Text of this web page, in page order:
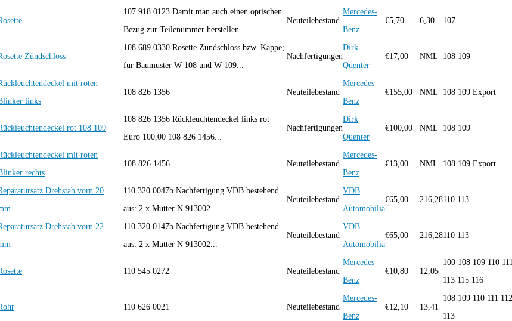
107 918 0123 Damit man auch einen optischen
Bezug zur Teilenummer herstellen...
Neuteilebestand
Mercedes-
Benz
€5,70 6,30 107
Zündschloss
108 689 0330 Rosette Zündschloss bzw. Kappe;
für Baumuster W 108 und W 109...
Nachfertigungen
Dirk
Quenter
€17,00 NML 108 109
mit roten
links
108 826 1356 Neuteilebestand
Mercedes-
Benz
€155,00 NML 108 109 Export
rot 108 109
108 826 1356 Rückleuchtendeckel links rot
Euro 100,00 108 826 1456...
Nachfertigungen
Dirk
Quenter
€100,00 NML 108 109
mit roten
rechts
108 826 1456 Neuteilebestand
Mercedes-
Benz
€13,00 NML 108 109 Export
Drehstab vorn 20
110 320 0047b Nachfertigung VDB bestehend
aus: 2 x Mutter N 913002...
Neuteilebestand
VDB
Automobilia
€65,00 216,28110 113
Drehstab vorn 22
110 320 0147b Nachfertigung VDB bestehend
aus: 2 x Mutter N 913002...
Neuteilebestand
VDB
Automobilia
€65,00 216,28110 113
110 545 0272 Neuteilebestand
Mercedes-
Benz
€10,80 12,05
100 108 109 110
113 115 116
110 626 0021 Neuteilebestand
Mercedes-
Benz
€12,10 13,41
108 109 110 111 112
113